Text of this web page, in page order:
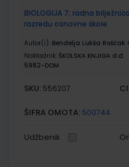
BIOLOGIJA 7; radna
razredu osnovne škole
Autor(i): Bendelja Lukša Roščak
Nakladnik: ŠKOLSKA KNJIGA d.d.
5982-DOM
SKU: 556207
ŠIFRA OMOTA: 500744
Udžbenik